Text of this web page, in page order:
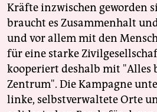
Kräfte inzwischen geworden
braucht es Zusammenhalt
und vor allem mit den
für eine starke
kooperiert deshalb mit "Alles
Zentrum". Die Kampagne
linke, selbstverwaltete Orte